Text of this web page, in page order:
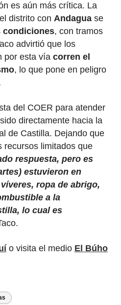
es aún más crítica. La
distrito con Andagua se
condiciones, con tramos
advirtió que los
por esta vía corren el
, lo que pone en peligro
del COER para atender
directamente hacia la
de Castilla. Dejando que
recursos limitados que
respuesta, pero es
estuvieron en
ropa de abrigo,
a la
lo cual es
o visita el medio El Búho